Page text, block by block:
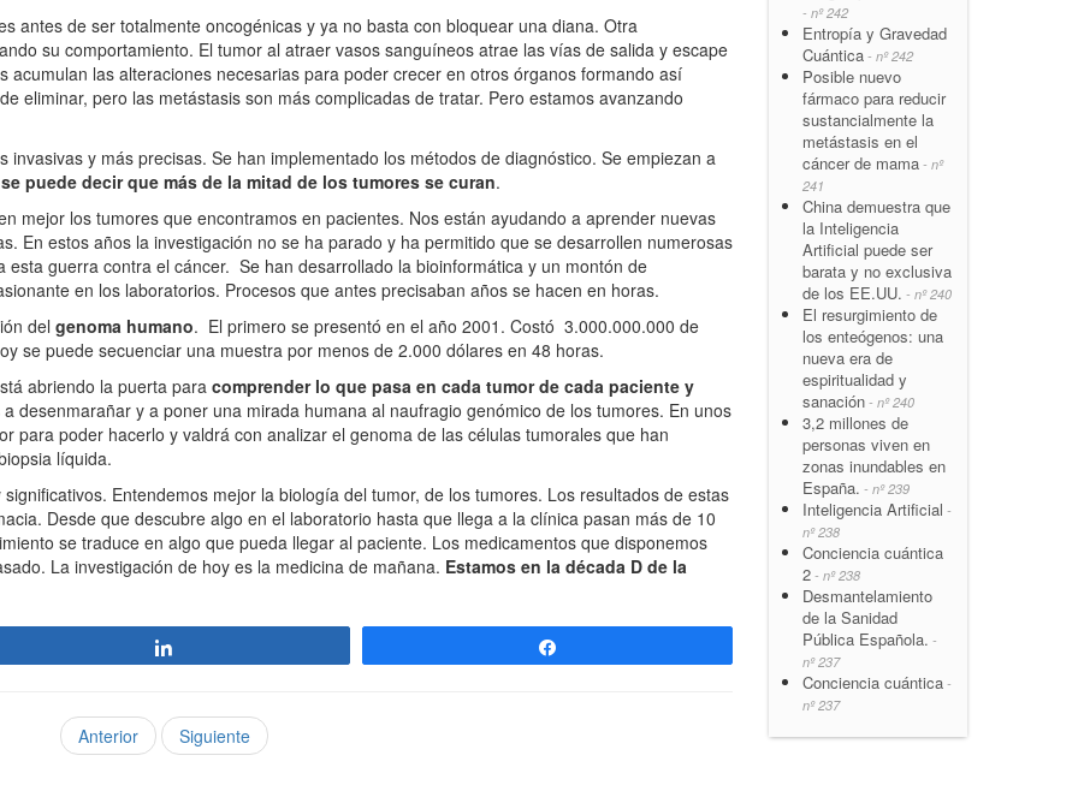
antes de ser totalmente oncogénicas y ya no basta con bloquear una diana. Otra
su comportamiento. El tumor al atraer vasos sanguíneos atrae las vías de salida y escape
las alteraciones necesarias para poder crecer en otros órganos formando así
eliminar, pero las metástasis son más complicadas de tratar. Pero estamos avanzando
y más precisas. Se han implementado los métodos de diagnóstico. Se empiezan a
se puede decir que más de la mitad de los tumores se curan.
mejor los tumores que encontramos en pacientes. Nos están ayudando a aprender nuevas
En estos años la investigación no se ha parado y ha permitido que se desarrollen numerosas
guerra contra el cáncer. Se han desarrollado la bioinformática y un montón de
en los laboratorios. Procesos que antes precisaban años se hacen en horas.
del genoma humano. El primero se presentó en el año 2001. Costó 3.000.000.000 de
se puede secuenciar una muestra por menos de 2.000 dólares en 48 horas.
abriendo la puerta para comprender lo que pasa en cada tumor de cada paciente y
a desenmarañar y a poner una mirada humana al naufragio genómico de los tumores. En unos
para poder hacerlo y valdrá con analizar el genoma de las células tumorales que han
líquida.
Entendemos mejor la biología del tumor, de los tumores. Los resultados de estas
Desde que descubre algo en el laboratorio hasta que llega a la clínica pasan más de 10
se traduce en algo que pueda llegar al paciente. Los medicamentos que disponemos
La investigación de hoy es la medicina de mañana. Estamos en la década D de la
Anterior Siguiente
- nº 242
Entropía y Gravedad
Cuántica - nº 242
Posible nuevo
fármaco para reducir
sustancialmente la
metástasis en el
cáncer de mama - nº
241
China demuestra que
la Inteligencia
Artificial puede ser
barata y no exclusiva
de los EE.UU. - nº 240
El resurgimiento de
los enteógenos: una
nueva era de
espiritualidad y
sanación - nº 240
3,2 millones de
personas viven en
zonas inundables en
España. - nº 239
Inteligencia Artificial -
nº 238
Conciencia cuántica
2 - nº 238
Desmantelamiento
de la Sanidad
Pública Española. -
nº 237
Conciencia cuántica -
nº 237